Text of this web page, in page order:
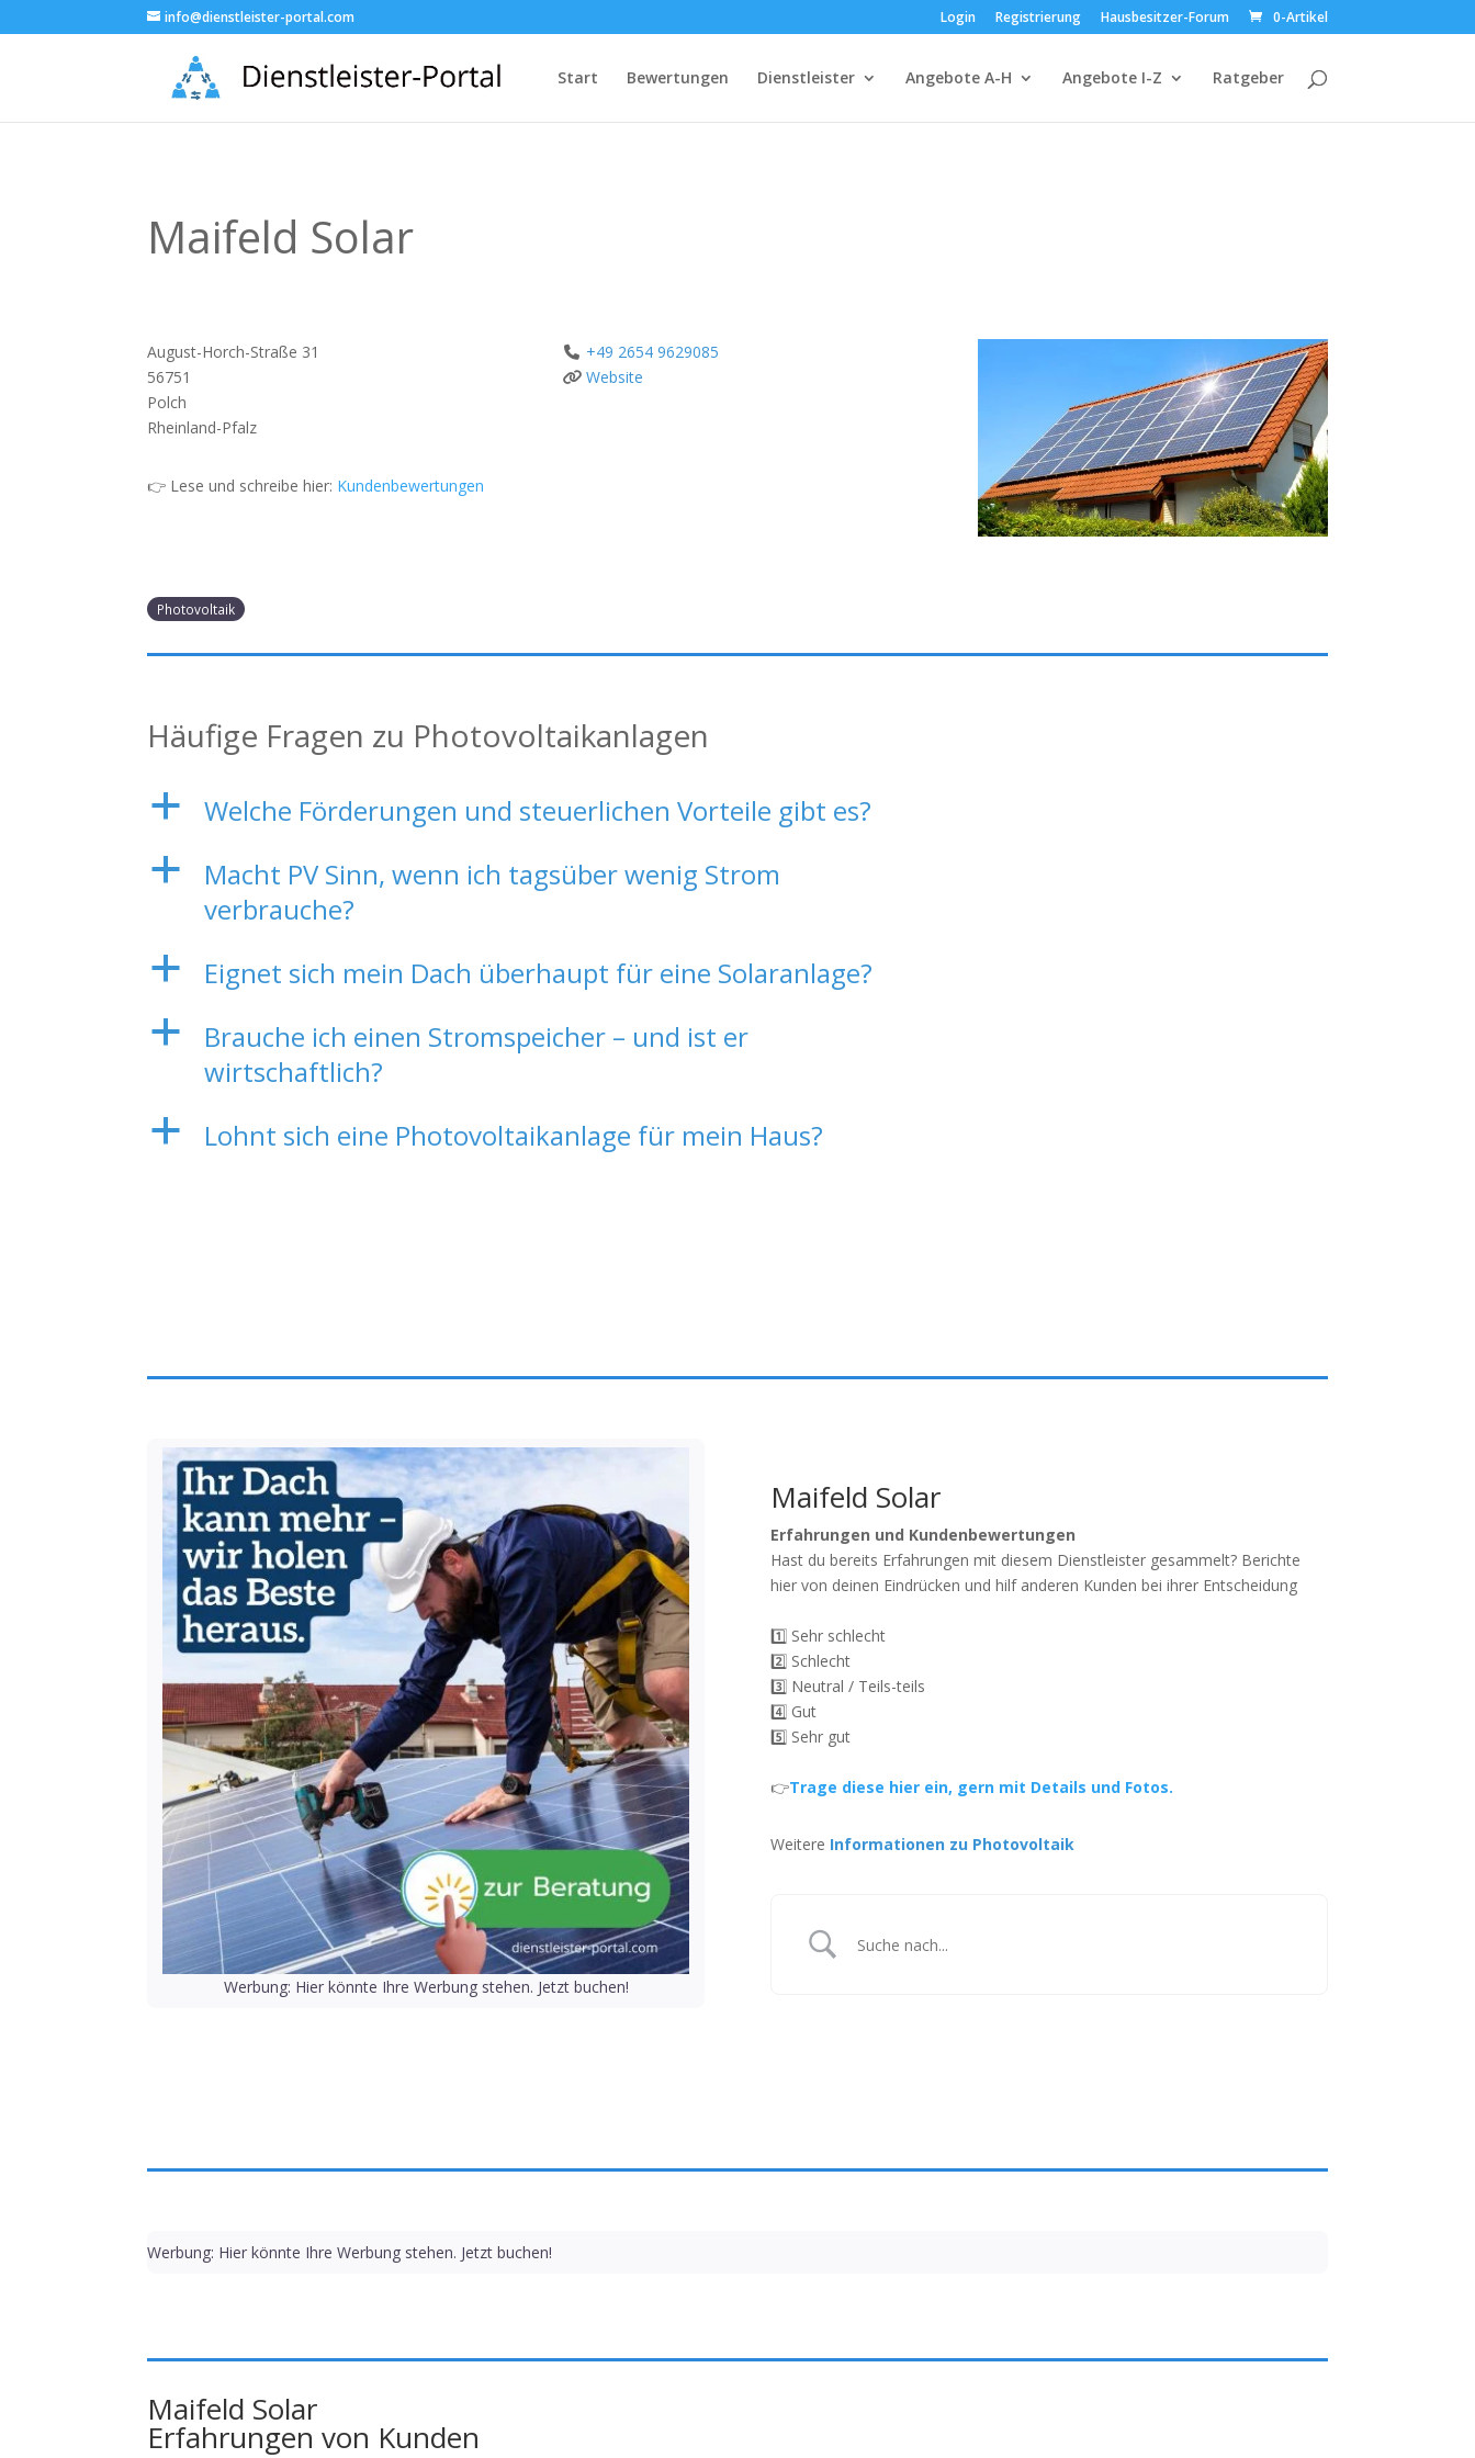
info@dienstleister-portal.com Login Registrierung Hausbesitzer-Forum 0-Artikel
Start Bewertungen Dienstleister Angebote A-H Angebote I-Z Ratgeber
Maifeld Solar
August-Horch-Straße 31
56751
Polch
Rheinland-Pfalz
👉 Lese und schreibe hier: Kundenbewertungen
+49 2654 9629085
Website
Photovoltaik
Häufige Fragen zu Photovoltaikanlagen
a Welche Förderungen und steuerlichen Vorteile gibt es?
a
Macht PV Sinn, wenn ich tagsüber wenig Strom
verbrauche?
a Eignet sich mein Dach überhaupt für eine Solaranlage?
a
Brauche ich einen Stromspeicher – und ist er
wirtschaftlich?
a Lohnt sich eine Photovoltaikanlage für mein Haus?
Werbung: Hier könnte Ihre Werbung stehen. Jetzt buchen!
Maifeld Solar
Erfahrungen und Kundenbewertungen
Hast du bereits Erfahrungen mit diesem Dienstleister gesammelt? Berichte
hier von deinen Eindrücken und hilf anderen Kunden bei ihrer Entscheidung
1️⃣ Sehr schlecht
2️⃣ Schlecht
3️⃣ Neutral / Teils-teils
4️⃣ Gut
5️⃣ Sehr gut
👉Trage diese hier ein, gern mit Details und Fotos.
Weitere Informationen zu Photovoltaik
Werbung: Hier könnte Ihre Werbung stehen. Jetzt buchen!
Maifeld Solar
Erfahrungen von Kunden